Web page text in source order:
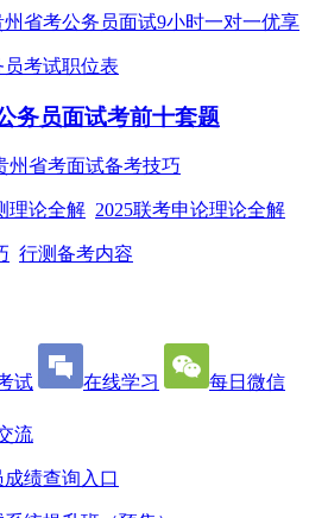
州省考公务员面试9小时一对一优享
考试职位表
务员面试考前十套题
州省考面试备考技巧
理论全解 2025联考申论理论全解
行测备考内容
试 在线学习 每日微信
流
绩查询入口